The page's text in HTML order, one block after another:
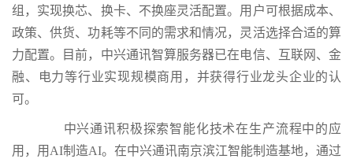
组，实现换芯、换卡、不换座灵活配置。用户可根据成本、
政策、供货、功耗等不同的需求和情况，灵活选择合适的算
力配置。目前，中兴通讯智算服务器已在电信、互联网、金
融、电力等行业实现规模商用，并获得行业龙头企业的认
可。
中兴通讯积极探索智能化技术在生产流程中的应
用，用AI制造AI。在中兴通讯南京滨江智能制造基地，通过